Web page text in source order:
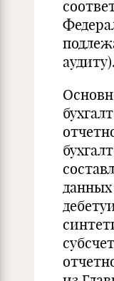
аудиту).
данных